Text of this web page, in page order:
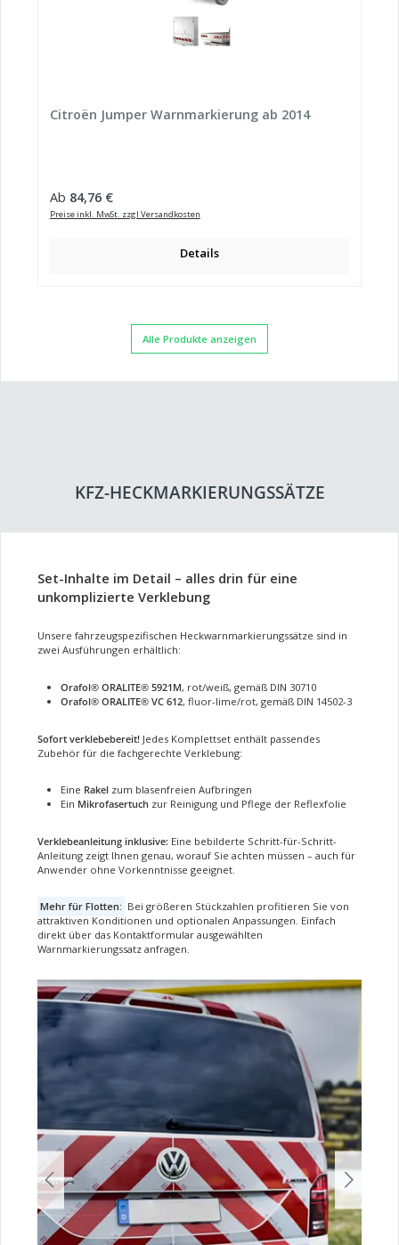
Citroën Jumper Warnmarkierung ab 2014
Regulärer Preis:
Ab 84,76 €
Preise inkl. MwSt. zzgl Versandkosten
Details
Alle Produkte anzeigen
KFZ-HECKMARKIERUNGSSÄTZE
Set-Inhalte im Detail – alles drin für eine
unkomplizierte Verklebung
Unsere fahrzeugspezifischen Heckwarnmarkierungssätze sind in
zwei Ausführungen erhältlich:
Orafol® ORALITE® 5921M, rot/weiß, gemäß DIN 30710
Orafol® ORALITE® VC 612, fluor-lime/rot, gemäß DIN 14502-3
Sofort verklebebereit! Jedes Komplettset enthält passendes
Zubehör für die fachgerechte Verklebung:
Eine Rakelzum blasenfreien Aufbringen
Ein Mikrofasertuchzur Reinigung und Pflege der Reflexfolie
Verklebeanleitung inklusive: Eine bebilderte Schritt-für-Schritt-
Anleitung zeigt Ihnen genau, worauf Sie achten müssen – auch für
Anwender ohne Vorkenntnisse geeignet.
Mehr für Flotten: Bei größeren Stückzahlen profitieren Sie von
attraktiven Konditionen und optionalen Anpassungen. Einfach
direkt über das Kontaktformular ausgewählten
Warnmarkierungssatz anfragen.
Bildergalerie überspringen